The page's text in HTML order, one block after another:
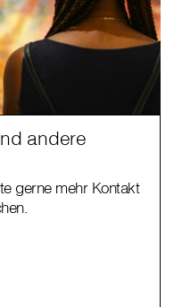
andere
gerne mehr Kontakt